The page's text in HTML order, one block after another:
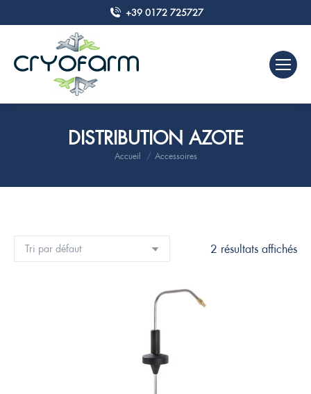
+39 0172 725727
DISTRIBUTION AZOTE
Vous êtes ici :
Accueil Accessoires
2 résultats affichés